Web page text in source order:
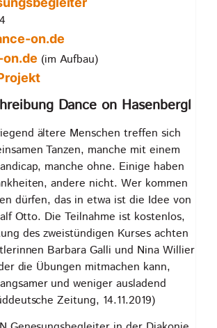
on.de
(im Aufbau)
Dance on Hasenbergl
ältere Menschen treffen sich
Tanzen, manche mit einem
manche ohne. Einige haben
andere nicht. Wer kommen
dürfen, das in etwa ist die Idee von
Otto. Die Teilnahme ist kostenlos,
des zweistündigen Kurses achten
Barbara Galli und Nina Willier
die Übungen mitmachen kann,
und weniger ausladend
Zeitung, 14.11.2019)